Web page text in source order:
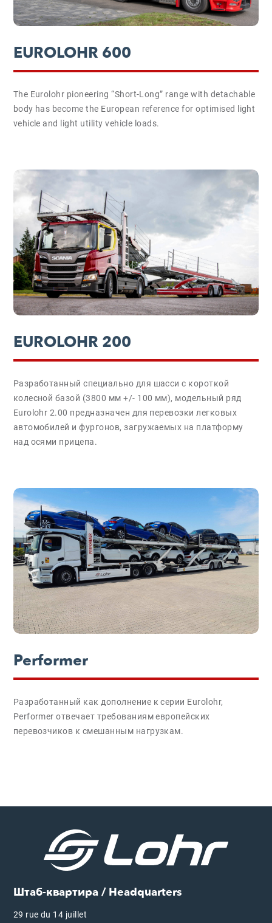
EUROLOHR 600
The Eurolohr pioneering “Short-Long” range with detachable
body has become the European reference for optimised light
vehicle and light utility vehicle loads.
EUROLOHR 200
Разработанный специально для шасси с короткой
колесной базой (3800 мм +/- 100 мм), модельный ряд
Eurolohr 2.00 предназначен для перевозки легковых
автомобилей и фургонов, загружаемых на платформу
над осями прицепа.
Performer
Разработанный как дополнение к серии Eurolohr,
Performer отвечает требованиям европейских
перевозчиков к смешанным нагрузкам.
Штаб-квартира / Headquarters
29 rue du 14 juillet